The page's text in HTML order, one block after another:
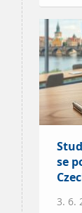
se
3. 6.